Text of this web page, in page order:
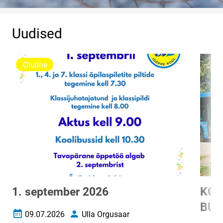
Uudised
Oluline
1. september 2026
Loomise kuupäev
09.07.2026 AutorUlla Orgusaar